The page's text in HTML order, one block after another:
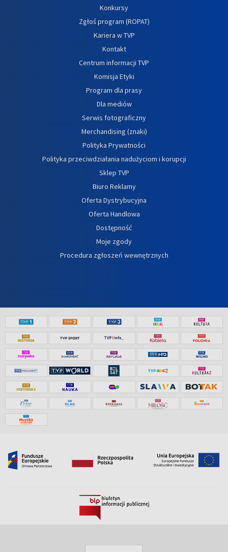
Konkursy
Zgłoś program (ROPAT)
Kariera w TVP
Kontakt
Centrum informacji TVP
Komisja Etyki
Program dla prasy
Dla mediów
Serwis fotograficzny
Merchandising (znaki)
Polityka Prywatności
Polityka przeciwdziałania nadużyciom i korupcji
Sklep TVP
Biuro Reklamy
Oferta Dystrybucyjna
Oferta Handlowa
Dostępność
Moje zgody
Procedura zgłoszeń wewnętrznych